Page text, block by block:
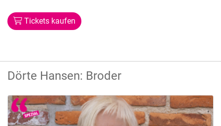
Tickets kaufen
Dörte Hansen: Broder